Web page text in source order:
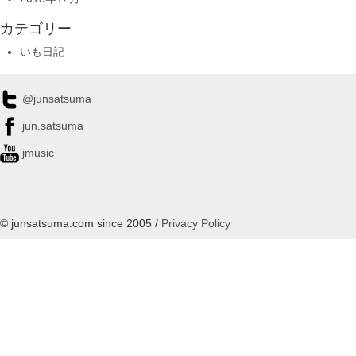
カテゴリー
いも日記
@junsatsuma
jun.satsuma
jmusic
© junsatsuma.com since 2005 / Privacy Policy